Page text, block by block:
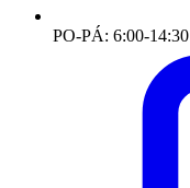
PO-PÁ: 6:00-14:30